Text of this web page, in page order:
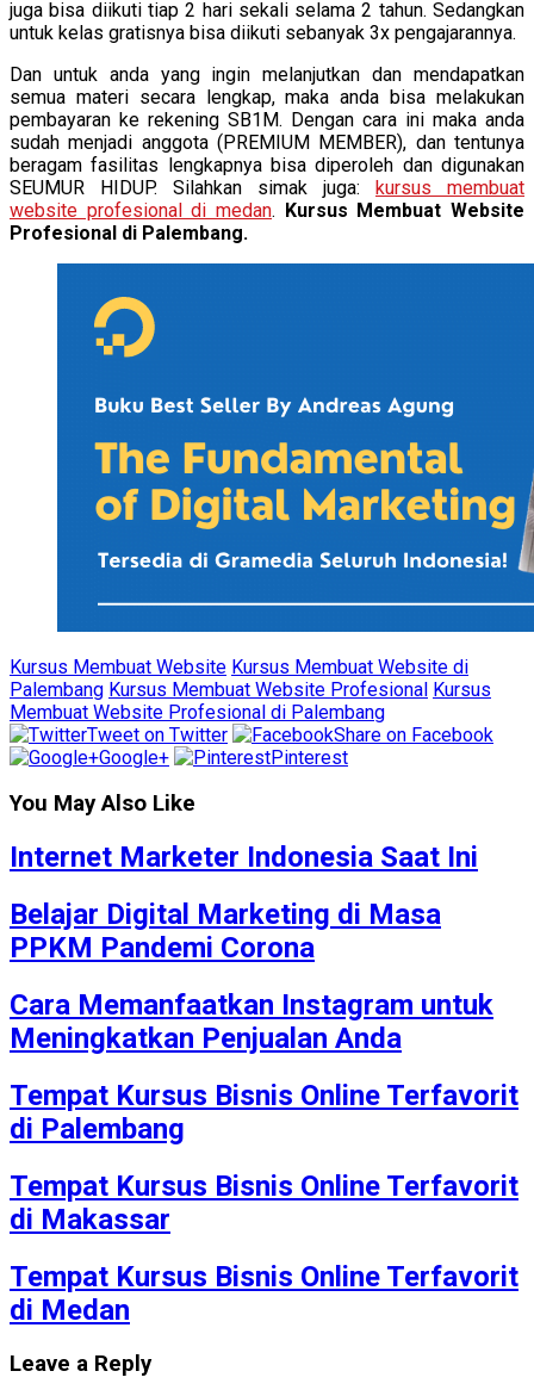
juga bisa diikuti tiap 2 hari sekali selama 2 tahun. Sedangkan
untuk kelas gratisnya bisa diikuti sebanyak 3x pengajarannya.
Dan untuk anda yang ingin melanjutkan dan mendapatkan
semua materi secara lengkap, maka anda bisa melakukan
pembayaran ke rekening SB1M. Dengan cara ini maka anda
sudah menjadi anggota (PREMIUM MEMBER), dan tentunya
beragam fasilitas lengkapnya bisa diperoleh dan digunakan
SEUMUR HIDUP. Silahkan simak juga: kursus membuat
website profesional di medan. Kursus Membuat Website
Profesional di Palembang.
Kursus Membuat Website Kursus Membuat Website di
Palembang Kursus Membuat Website Profesional Kursus
Membuat Website Profesional di Palembang
Tweet on Twitter
Share on Facebook
Google+
Pinterest
You May Also Like
Internet Marketer Indonesia Saat Ini
Belajar Digital Marketing di Masa
PPKM Pandemi Corona
Cara Memanfaatkan Instagram untuk
Meningkatkan Penjualan Anda
Tempat Kursus Bisnis Online Terfavorit
di Palembang
Tempat Kursus Bisnis Online Terfavorit
di Makassar
Tempat Kursus Bisnis Online Terfavorit
di Medan
Leave a Reply